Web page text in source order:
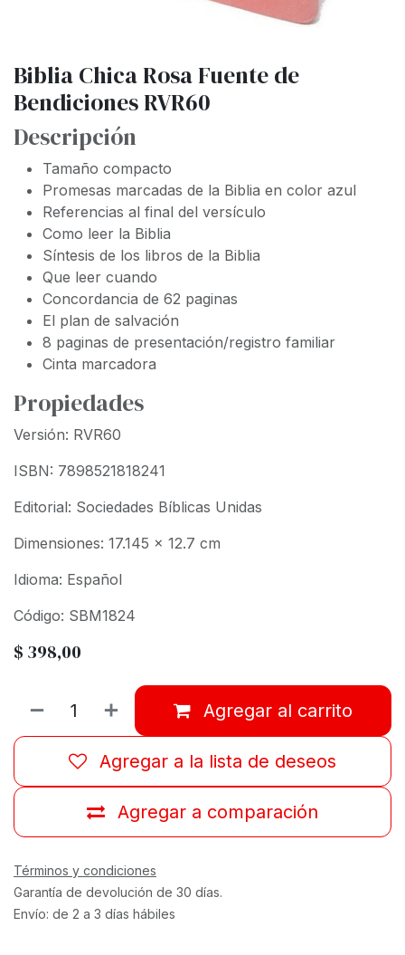
Biblia Chica Rosa Fuente de
Bendiciones RVR60
Descripción
Tamaño compacto
Promesas marcadas de la Biblia en color azul
Referencias al final del versículo
Como leer la Biblia
Síntesis de los libros de la Biblia
Que leer cuando
Concordancia de 62 paginas
El plan de salvación
8 paginas de presentación/registro familiar
Cinta marcadora
Propiedades
Versión: RVR60
ISBN: 7898521818241
Editorial: Sociedades Bíblicas Unidas
Dimensiones: 17.145 x 12.7 cm
Idioma: Español
Código: SBM1824
$ 398,00
Agregar al carrito
Agregar a comparación
Agregar a la lista de deseos
Términos y condiciones
Garantía de devolución de 30 días.
Envío: de 2 a 3 días hábiles